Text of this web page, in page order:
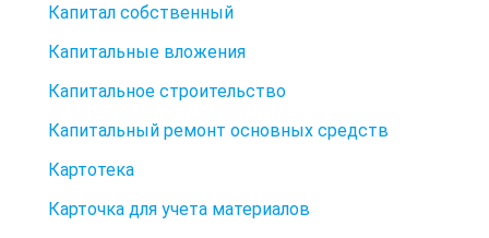
Капитал собственный
Капитальные вложения
Капитальное строительство
Капитальный ремонт основных средств
Картотека
Карточка для учета материалов